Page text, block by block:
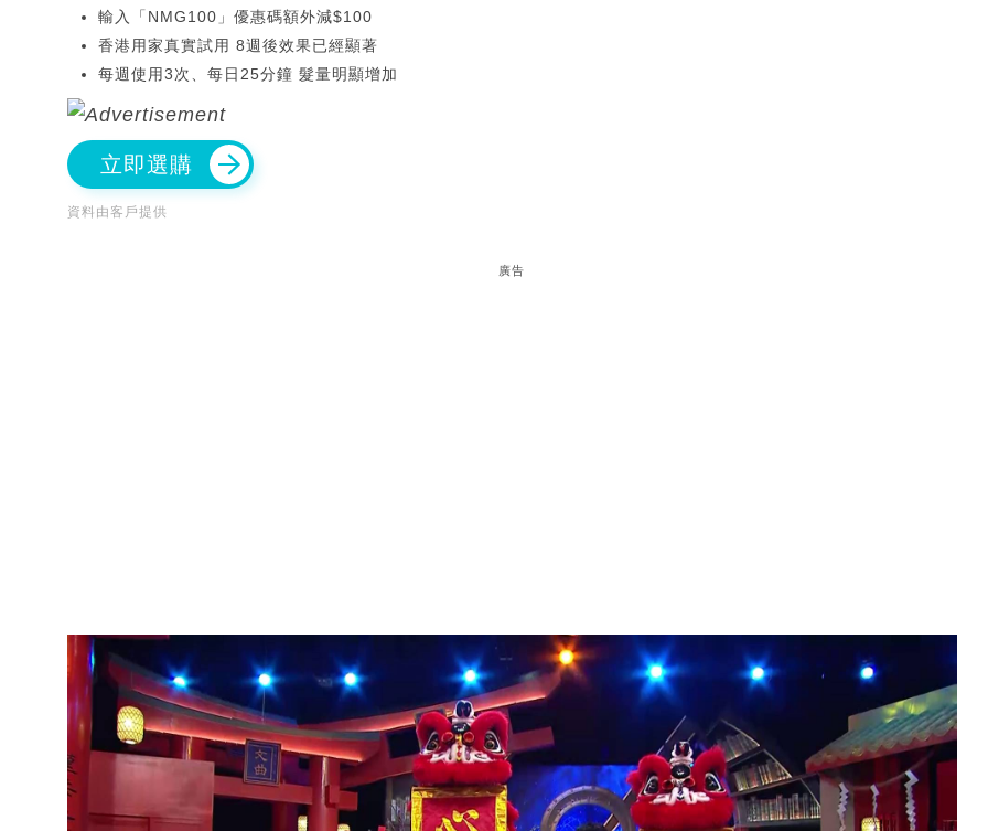
輸入「NMG100」優惠碼額外減$100
香港用家真實試用 8週後效果已經顯著
每週使用3次、每日25分鐘 髮量明顯增加
立即選購
資料由客戶提供
廣告